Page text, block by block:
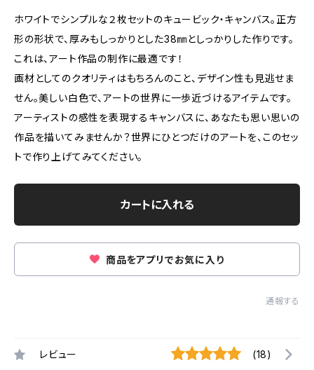
ホワイトでシンプルな２枚セットのキュービック・キャンバス。正方
形の形状で、厚みもしっかりとした38㎜としっかりした作りです。
これは、アート作品の制作に最適です！
画材としてのクオリティはもちろんのこと、デザイン性も見逃せま
せん。美しい白色で、アートの世界に一歩近づけるアイテムです。
アーティストの感性を表現するキャンバスに、あなたも思い思いの
作品を描いてみませんか？世界にひとつだけのアートを、このセッ
トで作り上げてみてください。
カートに入れる
商品をアプリでお気に入り
通報する
レビュー (18)